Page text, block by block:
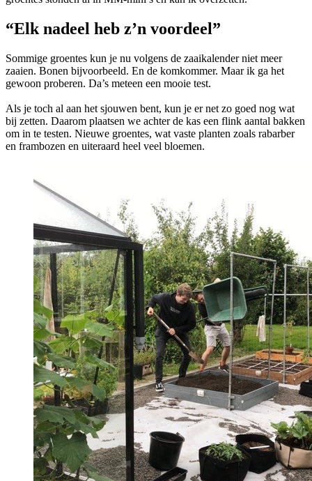
“Elk nadeel heb z’n voordeel”
Sommige groentes kun je nu volgens de zaaikalender niet meer
zaaien. Bonen bijvoorbeeld. En de komkommer. Maar ik ga het
gewoon proberen. Da’s meteen een mooie test.
Als je toch al aan het sjouwen bent, kun je er net zo goed nog wat
bij zetten. Daarom plaatsen we achter de kas een flink aantal bakken
om in te testen. Nieuwe groentes, wat vaste planten zoals rabarber
en frambozen en uiteraard heel veel bloemen.